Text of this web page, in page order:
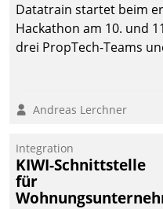
Datatrain startet beim
Hackathon am 10. und
drei PropTech-Teams
Andreas Lerchner
Integration
KIWI-Schnittstelle
für